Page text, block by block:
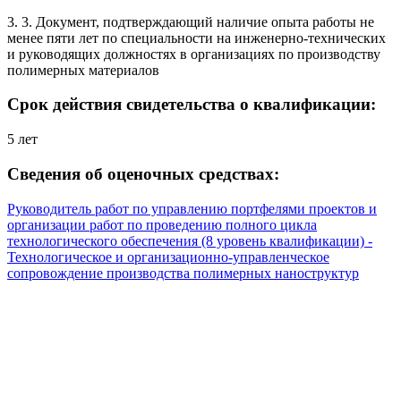
3. 3. Документ, подтверждающий наличие опыта работы не
менее пяти лет по специальности на инженерно-технических
и руководящих должностях в организациях по производству
полимерных материалов
Срок действия свидетельства о квалификации:
5 лет
Сведения об оценочных средствах:
Руководитель работ по управлению портфелями проектов и
организации работ по проведению полного цикла
технологического обеспечения (8 уровень квалификации) -
Технологическое и организационно-управленческое
сопровождение производства полимерных наноструктур